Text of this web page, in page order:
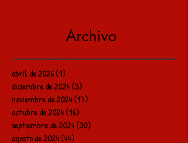
Archivo
abril de 2026(1)
diciembre de 2024(3)
noviembre de 2024(17)
octubre de 2024(16)
septiembre de 2024(30)
agosto de 2024(44)